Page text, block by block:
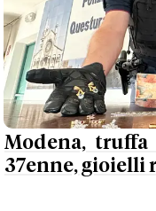
Modena, truffa
37enne, gioielli